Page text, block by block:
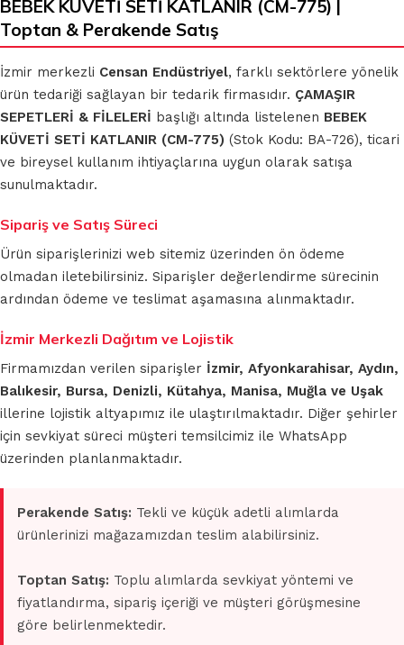
BEBEK KÜVETİ SETİ KATLANIR (CM-775) |
Toptan & Perakende Satış
İzmir merkezli Censan Endüstriyel, farklı sektörlere yönelik
ürün tedariği sağlayan bir tedarik firmasıdır. ÇAMAŞIR
SEPETLERİ & FİLELERİ başlığı altında listelenen BEBEK
KÜVETİ SETİ KATLANIR (CM-775) (Stok Kodu: BA-726), ticari
ve bireysel kullanım ihtiyaçlarına uygun olarak satışa
sunulmaktadır.
Sipariş ve Satış Süreci
Ürün siparişlerinizi web sitemiz üzerinden ön ödeme
olmadan iletebilirsiniz. Siparişler değerlendirme sürecinin
ardından ödeme ve teslimat aşamasına alınmaktadır.
İzmir Merkezli Dağıtım ve Lojistik
Firmamızdan verilen siparişler İzmir, Afyonkarahisar, Aydın,
Balıkesir, Bursa, Denizli, Kütahya, Manisa, Muğla ve Uşak
illerine lojistik altyapımız ile ulaştırılmaktadır. Diğer şehirler
için sevkiyat süreci müşteri temsilcimiz ile WhatsApp
üzerinden planlanmaktadır.
Perakende Satış: Tekli ve küçük adetli alımlarda
ürünlerinizi mağazamızdan teslim alabilirsiniz.
Toptan Satış: Toplu alımlarda sevkiyat yöntemi ve
fiyatlandırma, sipariş içeriği ve müşteri görüşmesine
göre belirlenmektedir.